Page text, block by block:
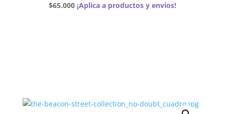
$65.000¡Aplica a productos y envios!